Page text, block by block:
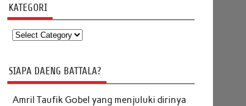
KATEGORI
Kategori
SIAPA DAENG BATTALA?
Amril Taufik Gobel yang menjuluki dirinya